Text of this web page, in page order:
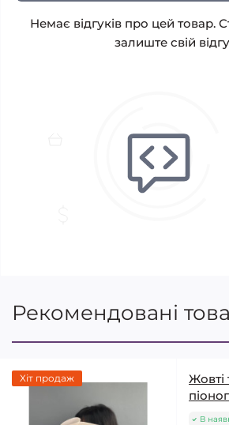
Немає відгуків про цей товар.
залиште свій
Рекомендовані
Хіт продаж
Жовті
В